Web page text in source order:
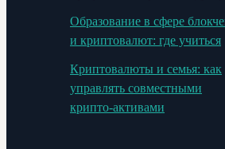
Образование в сфере
и криптовалют: где учиться
Криптовалюты и семья: как
управлять совместными
крипто-активами